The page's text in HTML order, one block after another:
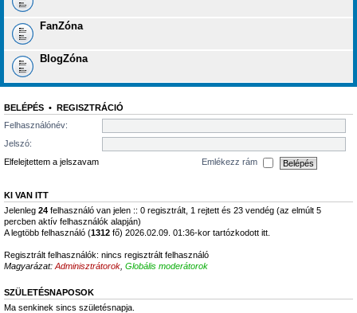
FanZóna
BlogZóna
BELÉPÉS • REGISZTRÁCIÓ
Felhasználónév:
Jelszó:
Elfelejtettem a jelszavam
Emlékezz rám
KI VAN ITT
Jelenleg 24 felhasználó van jelen :: 0 regisztrált, 1 rejtett és 23 vendég (az elmúlt 5
percben aktív felhasználók alapján)
A legtöbb felhasználó (1312 fő) 2026.02.09. 01:36-kor tartózkodott itt.
Regisztrált felhasználók: nincs regisztrált felhasználó
Magyarázat: Adminisztrátorok Globális moderátorok
SZÜLETÉSNAPOSOK
Ma senkinek sincs születésnapja.